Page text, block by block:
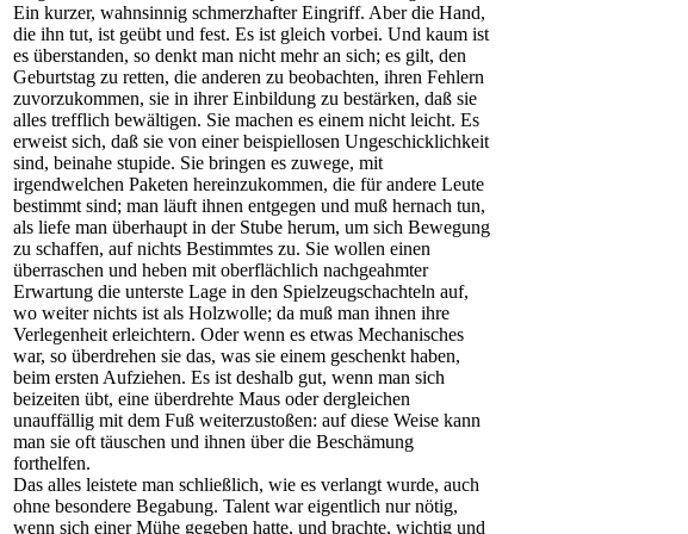
Ein kurzer, wahnsinnig schmerzhafter Eingriff. Aber die Hand,
die ihn tut, ist geübt und fest. Es ist gleich vorbei. Und kaum ist
es überstanden, so denkt man nicht mehr an sich; es gilt, den
Geburtstag zu retten, die anderen zu beobachten, ihren Fehlern
zuvorzukommen, sie in ihrer Einbildung zu bestärken, daß sie
alles trefflich bewältigen. Sie machen es einem nicht leicht. Es
erweist sich, daß sie von einer beispiellosen Ungeschicklichkeit
sind, beinahe stupide. Sie bringen es zuwege, mit
irgendwelchen Paketen hereinzukommen, die für andere Leute
bestimmt sind; man läuft ihnen entgegen und muß hernach tun,
als liefe man überhaupt in der Stube herum, um sich Bewegung
zu schaffen, auf nichts Bestimmtes zu. Sie wollen einen
überraschen und heben mit oberflächlich nachgeahmter
Erwartung die unterste Lage in den Spielzeugschachteln auf,
wo weiter nichts ist als Holzwolle; da muß man ihnen ihre
Verlegenheit erleichtern. Oder wenn es etwas Mechanisches
war, so überdrehen sie das, was sie einem geschenkt haben,
beim ersten Aufziehen. Es ist deshalb gut, wenn man sich
beizeiten übt, eine überdrehte Maus oder dergleichen
unauffällig mit dem Fuß weiterzustoßen: auf diese Weise kann
man sie oft täuschen und ihnen über die Beschämung
forthelfen.
Das alles leistete man schließlich, wie es verlangt wurde, auch
ohne besondere Begabung. Talent war eigentlich nur nötig,
wenn sich einer Mühe gegeben hatte, und brachte, wichtig und